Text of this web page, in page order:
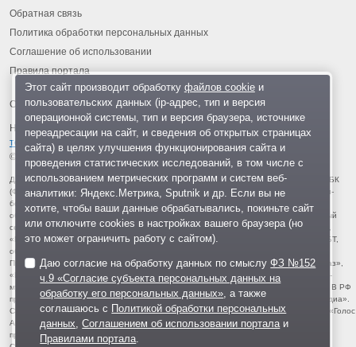
Обратная связь
Политика обработки персональных данных
Соглашение об использовании
Правила портала
На информационном ресурсе применяются рекомендательные
технологии
© 2013-2026 «ОИНФО»,
сделано в Одинцово
Для читателей: В России признаны экстремистскими и запрещены организации ФБК
(Фонд борьбы с коррупцией, признан иноагентом), Штабы Навального, «Национал-
большевистская партия», «Свидетели Иеговы», «Армия воли народа», «Русский
общенациональный союз», «Движение против нелегальной иммиграции», «Правый
сектор», УНА-УНСО, УПА, «Тризуб им. Степана Бандеры», «Мизантропик дивижн»,
«Меджлис крымскотатарского народа», движение «Артподготовка», движение ЛГБТ,
общероссийская политическая партия «Воля», АУЕ, батальоны «Азов» и «Айдар».
Признаны террористическими и запрещены: «Движение Талибан», «Имарат Кавказ»,
«Исламское государство» (ИГ, ИГИЛ), Джебхад-ан-Нусра, «АУМ Синрике», «Братья-
мусульмане», «Аль-Каида в странах исламского Магриба», «Сеть», «Колумбайн». В РФ
признана нежелательной деятельность «Открытой России», издания «Проект Медиа».
СМИ-иноагентами признаны: телеканал «Дождь», «Медуза», «Важные истории», «Голос
Америки», радио «Свобода», The Insider, «Медиазона», ОВД-инфо. Иноагентами
признаны общество/центр «Мемориал», «Аналитический Центр Юрия Левады»,
Этот сайт производит обработку файлов cookieи
пользовательских данных (ip-адрес, тип и версия
операционной системы, тип и версия браузера, источнике
переадресации на сайт, и сведения об открытых страницах
сайта) в целях улучшения функционирования сайта и
проведения статистических исследований, в том числе с
использованием метрических программ и систем веб-
аналитики: Яндекс.Метрика, Sputnik и др. Если вы не
хотите, чтобы ваши данные обрабатывались, покиньте сайт
или отключите cookies в настройках вашего браузера (но
это может ограничить работу с сайтом).
Даю согласие на обработку данных по смыслуФЗ №152
ч.9 «Согласие субъекта персональных данных на
обработку его персональных данных» , а также
соглашаюсь с Политикой обработки персональных
данных ,Соглашением об использовании портала и
Правилами портала